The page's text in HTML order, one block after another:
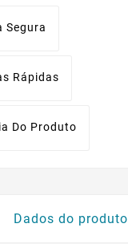
Segura
Rápidas
Do Produto
Dados do produto